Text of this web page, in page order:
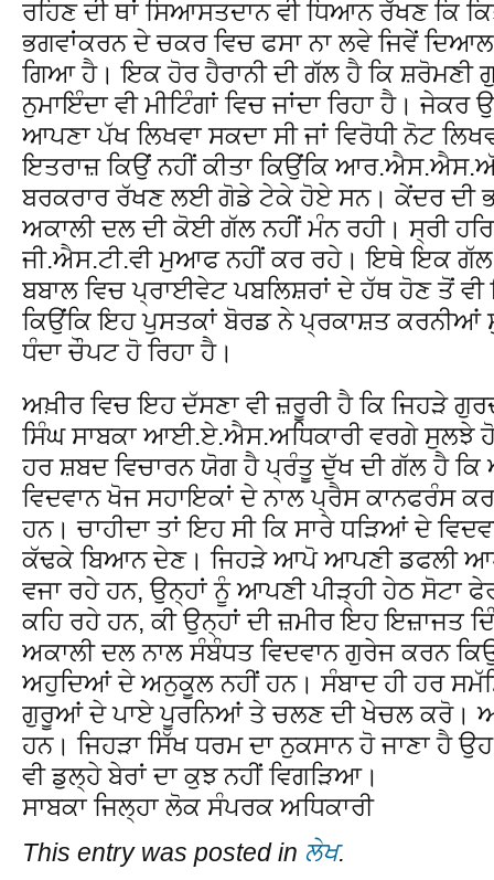
ਰਹਿਣ ਦੀ ਥਾਂ ਸਿਆਸਤਦਾਨ ਵੀ ਧਿਆਨ ਰੱਖਣ ਕਿ
ਭਗਵਾਂਕਰਨ ਦੇ ਚਕਰ ਵਿਚ ਫਸਾ ਨਾ ਲਵੇ ਜਿਵੇਂ
ਗਿਆ ਹੈ। ਇਕ ਹੋਰ ਹੈਰਾਨੀ ਦੀ ਗੱਲ ਹੈ ਕਿ ਸ਼ਰੋਮਣੀ
ਨੁਮਾਇੰਦਾ ਵੀ ਮੀਟਿੰਗਾਂ ਵਿਚ ਜਾਂਦਾ ਰਿਹਾ ਹੈ।
ਆਪਣਾ ਪੱਖ ਲਿਖਵਾ ਸਕਦਾ ਸੀ ਜਾਂ ਵਿਰੋਧੀ ਨੋਟ
ਇਤਰਾਜ਼ ਕਿਉਂ ਨਹੀਂ ਕੀਤਾ ਕਿਉਂਕਿ
ਬਰਕਰਾਰ ਰੱਖਣ ਲਈ ਗੋਡੇ ਟੇਕੇ ਹੋਏ ਸਨ। ਕੇਂਦਰ ਦੀ
ਅਕਾਲੀ ਦਲ ਦੀ ਕੋਈ ਗੱਲ ਨਹੀਂ ਮੰਨ ਰਹੀ। ਸ੍ਰੀ
ਜੀ.ਐਸ.ਟੀ.ਵੀ ਮੁਆਫ ਨਹੀਂ ਕਰ ਰਹੇ। ਇਥੇ ਇਕ ਗੱਲ
ਬਬਾਲ ਵਿਚ ਪ੍ਰਾਈਵੇਟ ਪਬਲਿਸ਼ਰਾਂ ਦੇ ਹੱਥ ਹੋਣ ਤੋਂ ਵੀ
ਕਿਉਂਕਿ ਇਹ ਪੁਸਤਕਾਂ ਬੋਰਡ ਨੇ ਪ੍ਰਕਾਸ਼ਤ ਕਰਨੀਆਂ
ਧੰਦਾ ਚੌਪਟ ਹੋ ਰਿਹਾ ਹੈ।
ਅਖ਼ੀਰ ਵਿਚ ਇਹ ਦੱਸਣਾ ਵੀ ਜ਼ਰੂਰੀ ਹੈ ਕਿ ਜਿਹੜੇ
ਸਿੰਘ ਸਾਬਕਾ ਆਈ.ਏ.ਐਸ.ਅਧਿਕਾਰੀ ਵਰਗੇ ਸੁਲਝੇ
ਹਰ ਸ਼ਬਦ ਵਿਚਾਰਨ ਯੋਗ ਹੈ ਪ੍ਰੰਤੂ ਦੁੱਖ ਦੀ ਗੱਲ ਹੈ ਕਿ
ਵਿਦਵਾਨ ਖੋਜ ਸਹਾਇਕਾਂ ਦੇ ਨਾਲ ਪ੍ਰੈਸ ਕਾਨਫਰੰਸ
ਹਨ। ਚਾਹੀਦਾ ਤਾਂ ਇਹ ਸੀ ਕਿ ਸਾਰੇ ਧੜਿਆਂ ਦੇ
ਕੱਢਕੇ ਬਿਆਨ ਦੇਣ। ਜਿਹੜੇ ਆਪੋ ਆਪਣੀ ਡਫਲੀ
ਵਜਾ ਰਹੇ ਹਨ, ਉਨ੍ਹਾਂ ਨੂੰ ਆਪਣੀ ਪੀੜ੍ਹੀ ਹੇਠ ਸੋਟਾ
ਕਹਿ ਰਹੇ ਹਨ, ਕੀ ਉਨ੍ਹਾਂ ਦੀ ਜ਼ਮੀਰ ਇਹ ਇਜ਼ਾਜਤ
ਅਕਾਲੀ ਦਲ ਨਾਲ ਸੰਬੰਧਤ ਵਿਦਵਾਨ ਗੁਰੇਜ ਕਰਨ
ਅਹੁਦਿਆਂ ਦੇ ਅਨੁਕੂਲ ਨਹੀਂ ਹਨ। ਸੰਬਾਦ ਹੀ ਹਰ
ਗੁਰੂਆਂ ਦੇ ਪਾਏ ਪੂਰਨਿਆਂ ਤੇ ਚਲਣ ਦੀ ਖੇਚਲ ਕਰੋ।
ਹਨ। ਜਿਹੜਾ ਸਿੱਖ ਧਰਮ ਦਾ ਨੁਕਸਾਨ ਹੋ ਜਾਣਾ ਹੈ
ਵੀ ਡੁਲ੍ਹੇ ਬੇਰਾਂ ਦਾ ਕੁਝ ਨਹੀਂ ਵਿਗੜਿਆ।
ਸਾਬਕਾ ਜਿਲ੍ਹਾ ਲੋਕ ਸੰਪਰਕ ਅਧਿਕਾਰੀ
This entry was posted in ਲੇਖ.